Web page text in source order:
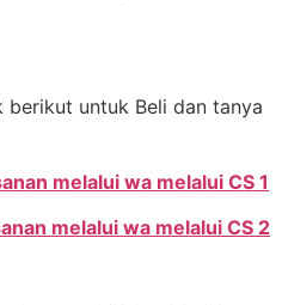
untuk Beli dan tanya
melalui wa melalui CS 1
melalui wa melalui CS 2